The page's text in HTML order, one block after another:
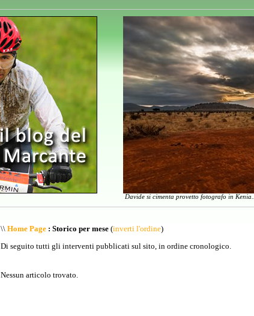
Davide si cimenta provetto fotografo in Kenia...
\\ Home Page: Storico per mese(inverti l'ordine)
Di seguito tutti gli interventi pubblicati sul sito, in ordine cronologico.
Nessun articolo trovato.